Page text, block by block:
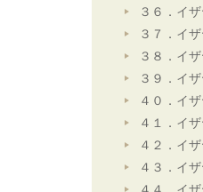
３６．イ
３７．イ
３８．イ
３９．イ
４０．イ
４１．イ
４２．イ
４３．イ